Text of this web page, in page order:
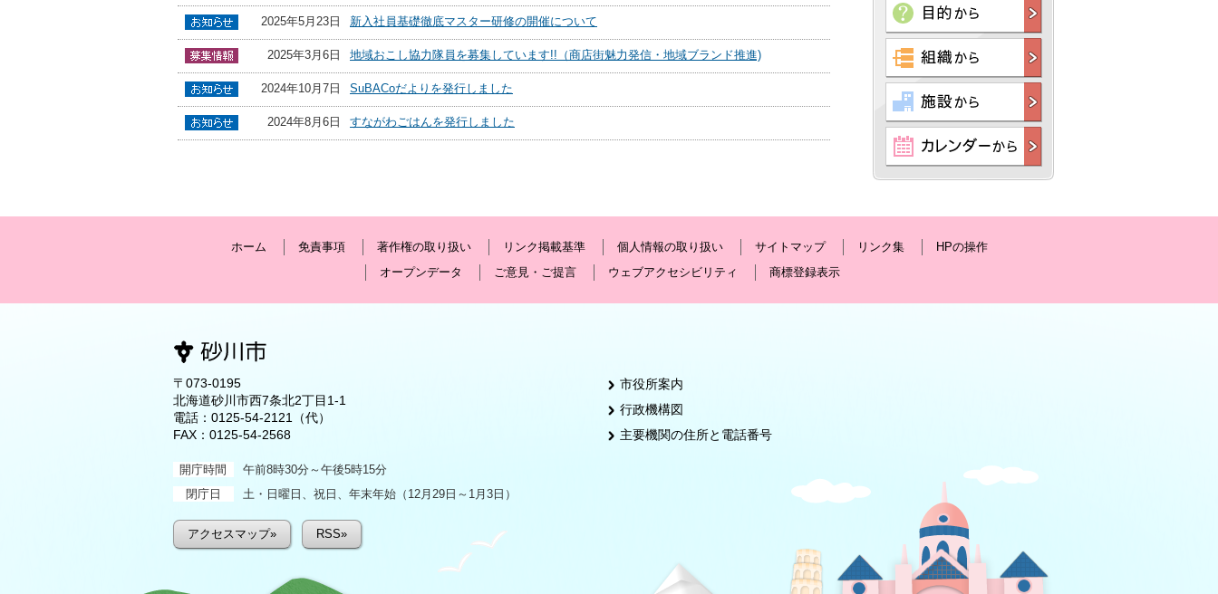
2025年5月23日 新入社員基礎徹底マスター研修の開催について
2025年3月6日 地域おこし協力隊員を募集しています!!（商店街魅力発信・地域ブランド推進)
2024年10月7日 SuBACoだよりを発行しました
2024年8月6日 すながわごはんを発行しました
ホーム 免責事項 著作権の取り扱い リンク掲載基準 個人情報の取り扱い サイトマップ リンク集
HPの操作
オープンデータ
ご意見・ご提言 ウェブアクセシビリティ 商標登録表示
〒073-0195
北海道砂川市西7条北2丁目1-1
電話： 0125-54-2121
（代）
FAX：0125-54-2568
開庁時間
午前8時30分～午後5時15分
閉庁日
土・日曜日、祝日、年末年始（12月29日～1月3日）
アクセスマップ» RSS»
市役所案内
行政機構図
主要機関の住所と電話番号